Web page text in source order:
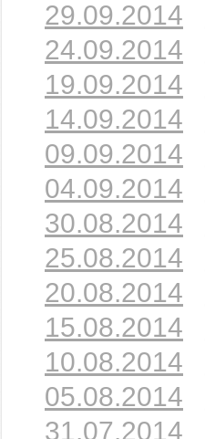
29.09.2014
24.09.2014
19.09.2014
14.09.2014
09.09.2014
04.09.2014
30.08.2014
25.08.2014
20.08.2014
15.08.2014
10.08.2014
05.08.2014
31.07.2014